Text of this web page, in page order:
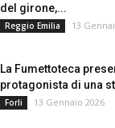
del girone,...
Reggio Emilia 13
La Fumettoteca
protagonista di una
Forli 13 Gennaio 2026